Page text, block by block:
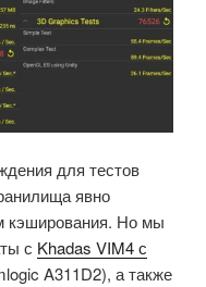
для тестов
явно
кэширования. Но мы
с Khadas VIM4 с
A311D2), а также